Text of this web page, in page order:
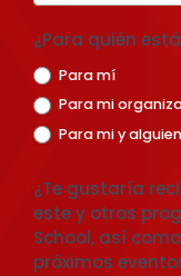
¿Para quién
Para mí
Para mi
Para mi y
¿Te gustaría
este y otros
School, así
próximos